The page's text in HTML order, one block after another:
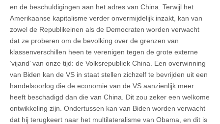
en de beschuldigingen aan het adres van China. Terwijl het
Amerikaanse kapitalisme verder onvermijdelijk inzakt, kan van
zowel de Republikeinen als de Democraten worden verwacht
dat ze proberen om de bevolking over de grenzen van
klassenverschillen heen te verenigen tegen de grote externe
‘vijand’ van onze tijd: de Volksrepubliek China. Een overwinning
van Biden kan de VS in staat stellen zichzelf te bevrijden uit een
handelsoorlog die de economie van de VS aanzienlijk meer
heeft beschadigd dan die van China. Dit zou zeker een welkome
ontwikkeling zijn. Ondertussen kan van Biden worden verwacht
dat hij terugkeert naar het multilateralisme van Obama, en dit is